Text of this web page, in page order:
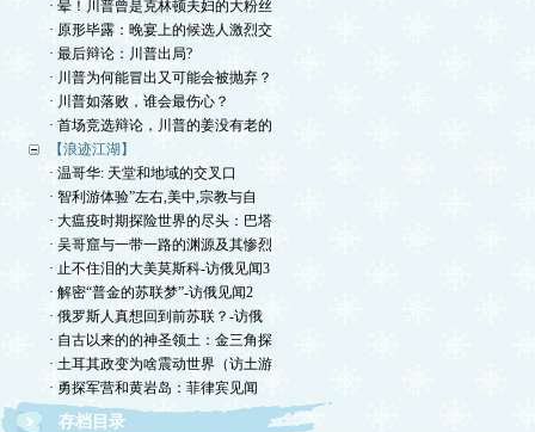
· 晕！川普曾是克林顿夫妇的大粉丝
· 原形毕露：晚宴上的候选人激烈交
· 最后辩论：川普出局?
· 川普为何能冒出又可能会被抛弃？
· 川普如落败，谁会最伤心？
· 首场竞选辩论，川普的姜没有老的
【浪迹江湖】
· 温哥华: 天堂和地域的交叉口
· 智利游体验”左右,美中,宗教与自
· 大瘟疫时期探险世界的尽头：巴塔
· 吴哥窟与一带一路的渊源及其惨烈
· 止不住泪的大美莫斯科-访俄见闻3
· 解密“普金的苏联梦”-访俄见闻2
· 俄罗斯人真想回到前苏联？-访俄
· 自古以来的的神圣领土：金三角探
· 土耳其政变为啥震动世界（访土游
· 勇探军营和黄岩岛：菲律宾见闻
存档目录